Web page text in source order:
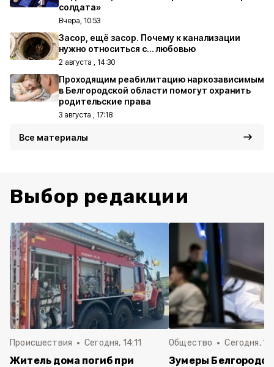
солдата»
Вчера, 10:53
Засор, ещё засор. Почему к канализации
нужно относиться с… любовью
2 августа , 14:30
Проходящим реабилитацию наркозависимым
в Белгородской области помогут охранить
родительские права
3 августа , 17:18
Все материалы
Выбор редакции
Происшествия Сегодня, 14:11
Житель дома погиб при
Общество Сегодня,
Зумеры